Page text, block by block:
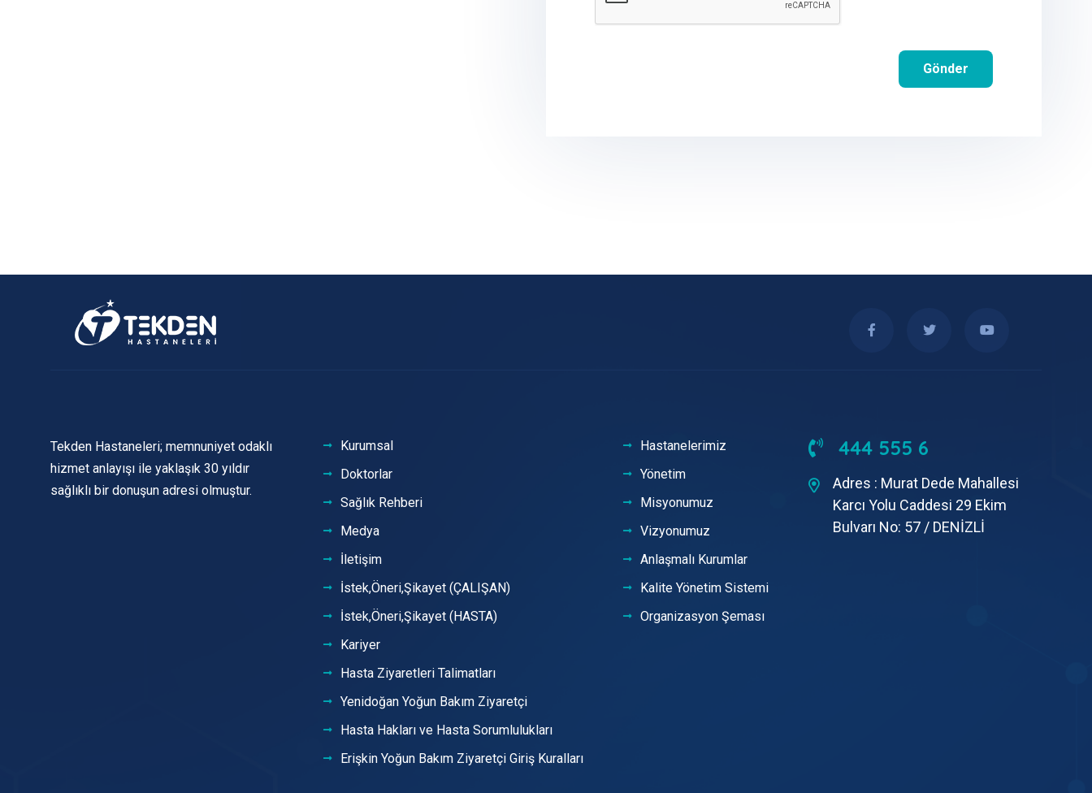
Gönder
Tekden Hastaneleri; memnuniyet odaklı
hizmet anlayışı ile yaklaşık 30 yıldır
sağlıklı bir donuşun adresi olmuştur.
Kurumsal
Doktorlar
Sağlık Rehberi
Medya
İletişim
İstek,Öneri,Şikayet (ÇALIŞAN)
İstek,Öneri,Şikayet (HASTA)
Kariyer
Hasta Ziyaretleri Talimatları
Yenidoğan Yoğun Bakım Ziyaretçi
Hasta Hakları ve Hasta Sorumlulukları
Erişkin Yoğun Bakım Ziyaretçi Giriş Kuralları
Hastanelerimiz
Yönetim
Misyonumuz
Vizyonumuz
Anlaşmalı Kurumlar
Kalite Yönetim Sistemi
Organizasyon Şeması
444 555 6
Adres : Murat Dede Mahallesi
Karcı Yolu Caddesi 29 Ekim
Bulvarı No: 57 / DENİZLİ